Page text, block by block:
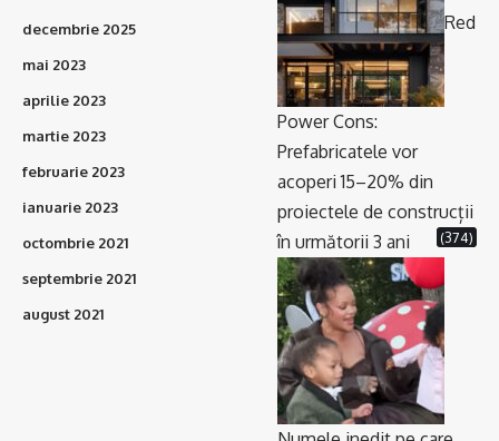
decembrie 2025
mai 2023
aprilie 2023
martie 2023
februarie 2023
ianuarie 2023
octombrie 2021
septembrie 2021
august 2021
Red
Power Cons:
Prefabricatele vor
acoperi 15–20% din
proiectele de construcții
în următorii 3 ani
(374)